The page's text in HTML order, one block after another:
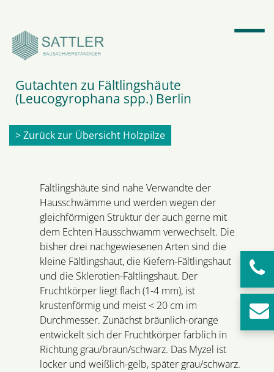
Suchbegriffe
Gutachten zu Fältlingshäute
(Leucogyrophana spp.) Berlin
> Zurück zur Übersicht Holzpilze
Fältlingshäute sind nahe Verwandte der
Hausschwämme und werden wegen der
gleichförmigen Struktur der auch gerne mit
dem Echten Hausschwamm verwechselt. Die
bisher drei nachgewiesenen Arten sind die
kleine Fältlingshaut, die Kiefern-Fältlingshaut
und die Sklerotien-Fältlingshaut. Der
Fruchtkörper liegt flach (1-4 mm), ist
krustenförmig und meist < 20 cm im
Durchmesser. Zunächst bräunlich-orange
entwickelt sich der Fruchtkörper farblich in
Richtung grau/braun/schwarz. Das Myzel ist
locker und weißlich-gelb, später grau/schwarz.